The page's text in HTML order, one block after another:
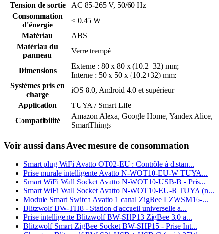
Tension de sortie
AC 85-265 V, 50/60 Hz
Consommation
d'énergie
≤ 0.45 W
Matériau
ABS
Matériau du
panneau
Verre trempé
Dimensions
Externe : 80 x 80 x (10.2+32) mm;
Interne : 50 x 50 x (10.2+32) mm;
Systèmes pris en
charge
iOS 8.0, Android 4.0 et supérieur
Application
TUYA / Smart Life
Compatibilité
Amazon Alexa, Google Home, Yandex Alice,
SmartThings
Voir aussi dans Avec mesure de consommation
Smart plug WiFi Avatto OT02-EU : Contrôle à distan...
Prise murale intelligente Avatto N-WOT10-EU-W TUYA...
Smart WiFi Wall Socket Avatto N-WOT10-USB-B - Pris...
Smart WiFi Wall Socket Avatto N-WOT10-EU-B TUYA (n...
Module Smart Switch Avatto 1 canal ZigBee LZWSM16-...
Blitzwolf BW-TH8 - Station d'accueil universelle a...
Prise intelligente Blitzwolf BW-SHP13 ZigBee 3.0 a...
Blitzwolf Smart ZigBee Socket BW-SHP15 - Prise Int...